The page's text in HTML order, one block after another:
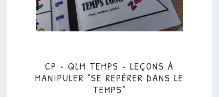
•
QLM
CP • QLM TEMPS • LEÇONS À
MANIPULER “SE REPÉRER DANS LE
TEMPS”